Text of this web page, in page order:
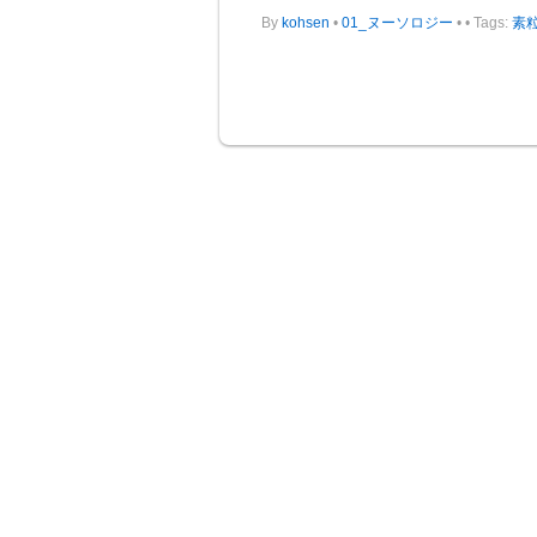
By kohsen • 01_ヌーソロジー • • Tags: 素